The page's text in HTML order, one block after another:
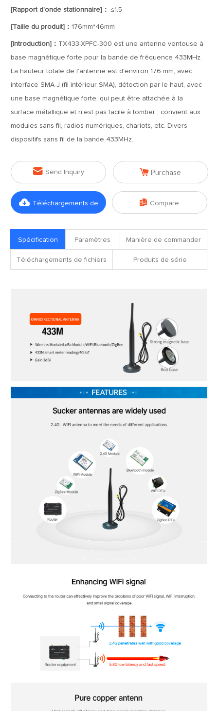
[Rapport d'onde stationnaire]： ≤1.5
[Taille du produit]： 176mm*46mm
[Introduction]： TX433-XPFC-300 est une antenne ventouse à
base magnétique forte pour la bande de fréquence 433MHz.
La hauteur totale de l'antenne est d'environ 176 mm, avec
interface SMA-J (fil intérieur SMA), détection par le haut, avec
une base magnétique forte, qui peut être attachée à la
surface métallique et n'est pas facile à tomber ; convient aux
modules sans fil, radios numériques, chariots, etc. Divers
dispositifs sans fil de la bande 433MHz.
 Send Inquiry  Purchase
 Téléchargements de  Compare
Spécification Paramètres Manière de commander
Téléchargements de fichiers Produits de série